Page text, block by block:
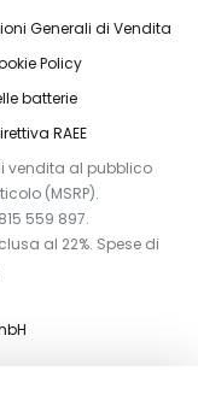
Generali di Vendita
Policy
batterie
RAEE
vendita al pubblico
(MSRP).
559 897.
al 22%. Spese di